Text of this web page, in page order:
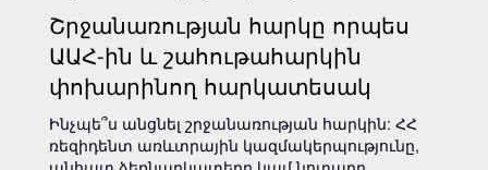
Շրջանառության հարկը որպես
ԱԱՀ-ին և շահութահարկին
փոխարինող հարկատեսակ
Ինչպե՞ս անցնել շրջանառության հարկին: ՀՀ
ռեզիդենտ առևտրային կազմակերպությունը,